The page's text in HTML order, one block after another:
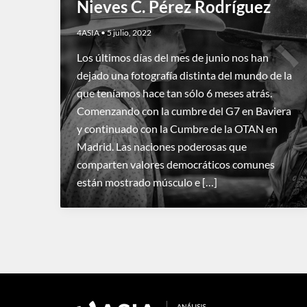
Nieves C. Pérez Rodríguez
4ASIA•5 julio, 2022
Los últimos días del mes de junio nos han
dejado una fotografía distinta del mundo de la
que teníamos hace tan sólo 6 meses atrás.
Comenzando con la cumbre del G7 en Baviera
y continuado con la Cumbre de la OTAN en
Madrid. Las naciones poderosas que
comparten valores democráticos comunes
están mostrado músculo e […]